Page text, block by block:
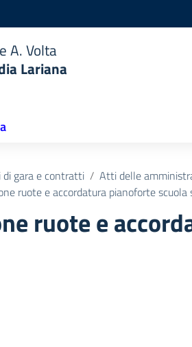
A. Volta
Lariana
di gara e contratti
Atti delle
ruote e accordatura pianoforte scuola
ruote e